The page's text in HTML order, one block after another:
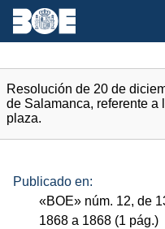
Resolución de 20 de
de Salamanca, referente a
plaza.
Publicado en:
«BOE» núm. 12, de
1868 a 1868 (1 pág.)